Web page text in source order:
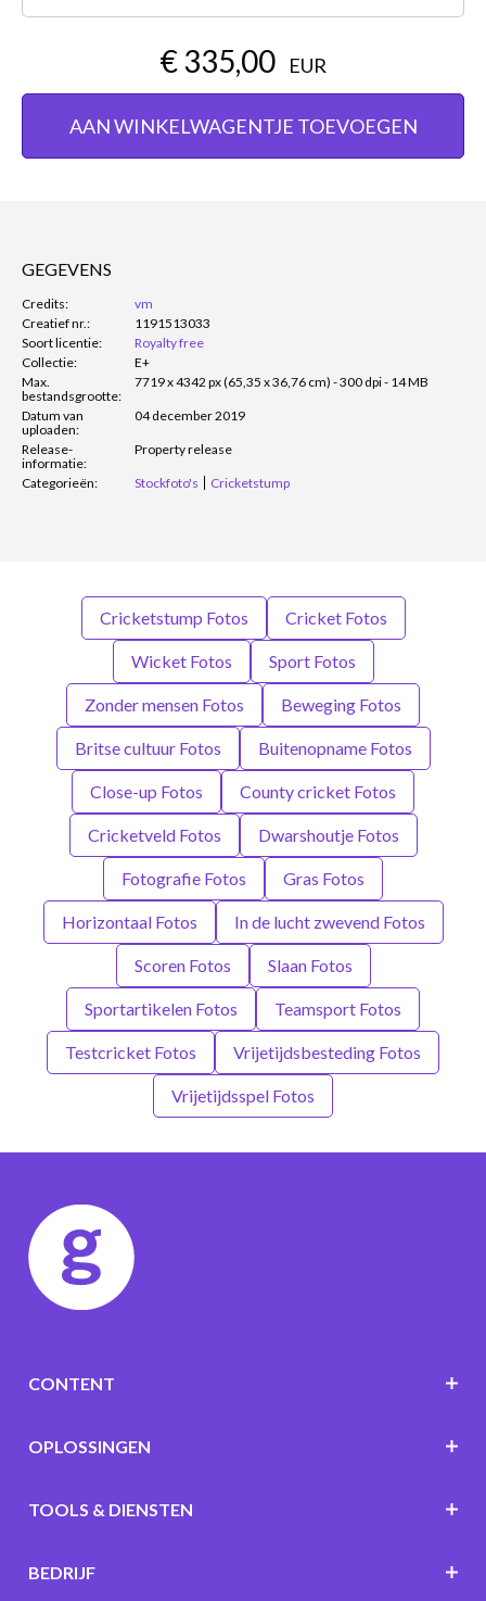
€ 335,00 EUR
AAN WINKELWAGENTJE TOEVOEGEN
GEGEVENS
Credits:
vm
Creatief nr.:
1191513033
Soort licentie:
Royalty free
Collectie:
E+
Max.
bestandsgrootte:
7719 x 4342 px (65,35 x 36,76 cm) - 300 dpi - 14 MB
Datum van
uploaden:
04 december 2019
Release-
informatie:
Property release
Categorieën: Stockfoto's Cricketstump
Cricketstump Fotos Cricket Fotos
Wicket Fotos Sport Fotos
Zonder mensen Fotos Beweging Fotos
Britse cultuur Fotos Buitenopname Fotos
Close-up Fotos County cricket Fotos
Cricketveld Fotos Dwarshoutje Fotos
Fotografie Fotos Gras Fotos
Horizontaal Fotos In de lucht zwevend Fotos
Scoren Fotos Slaan Fotos
Sportartikelen Fotos Teamsport Fotos
Testcricket Fotos Vrijetijdsbesteding Fotos
Vrijetijdsspel Fotos
CONTENT
OPLOSSINGEN
TOOLS & DIENSTEN
BEDRIJF